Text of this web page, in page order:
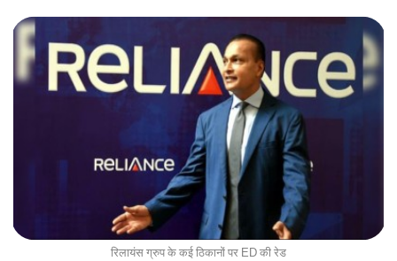
रिलायंस ग्रुप के कई ठिकानों पर ED की रेड